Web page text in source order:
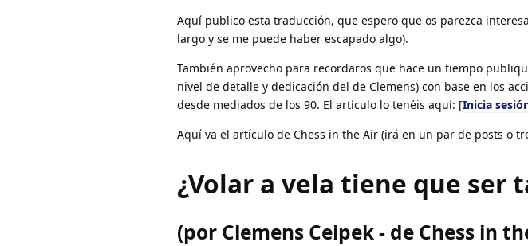
Aquí publico esta traducción, que espero que os parezca
largo y se me puede haber escapado algo).
También aprovecho para recordaros que hace un tiempo
nivel de detalle y dedicación del de Clemens) con base en los
desde mediados de los 90. El artículo lo tenéis aquí: [Inicia
Aquí va el artículo de Chess in the Air (irá en un par de posts o
¿Volar a vela tiene que ser
(por Clemens Ceipek - de Chess in